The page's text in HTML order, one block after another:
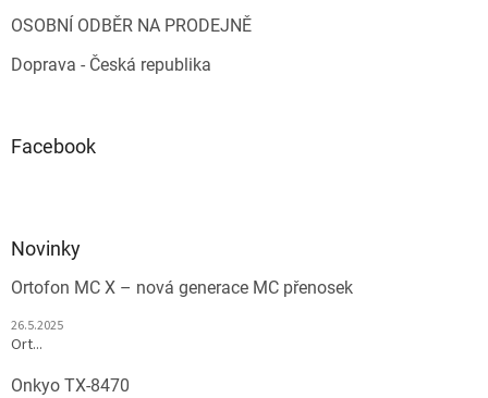
OSOBNÍ ODBĚR NA PRODEJNĚ
Doprava - Česká republika
Facebook
Novinky
Ortofon MC X – nová generace MC přenosek
26.5.2025
Ort...
Onkyo TX-8470